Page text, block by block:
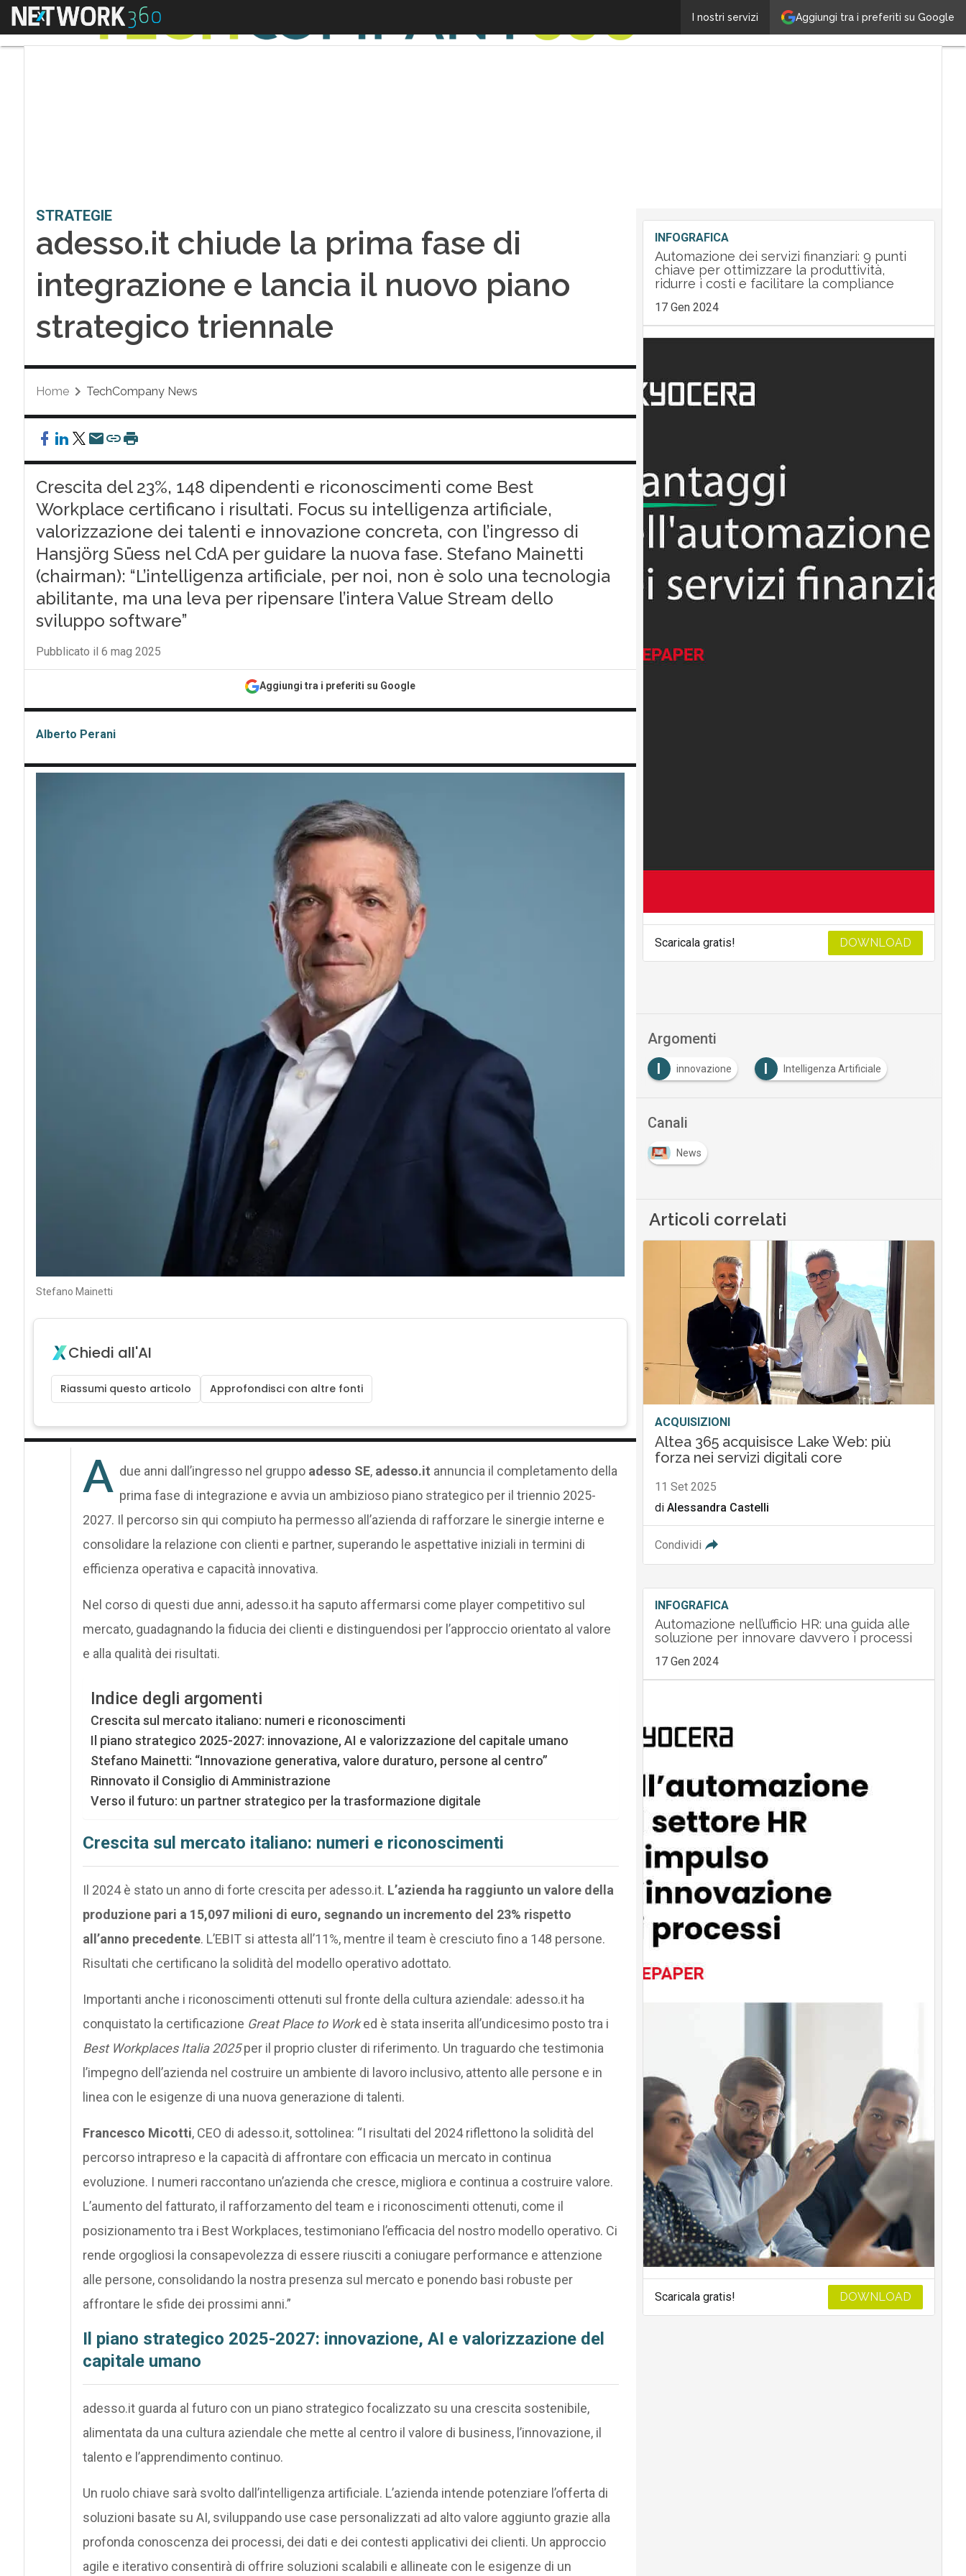
Aggiungi tra i preferiti su Google
I nostri servizi
Menu adesso.it chiude la prima fase di integrazione e
STRATEGIE
adesso.it chiude la prima fase di
integrazione e lancia il nuovo piano
strategico triennale
Home TechCompany News
Crescita del 23%, 148 dipendenti e riconoscimenti come Best
Workplace certificano i risultati. Focus su intelligenza artificiale,
valorizzazione dei talenti e innovazione concreta, con l’ingresso di
Hansjörg Süess nel CdA per guidare la nuova fase. Stefano Mainetti
(chairman): “L’intelligenza artificiale, per noi, non è solo una tecnologia
abilitante, ma una leva per ripensare l’intera Value Stream dello
sviluppo software”
Pubblicato il 6 mag 2025
Aggiungi tra i preferiti su Google
Alberto Perani
Stefano Mainetti
Chiedi all'AI
Riassumi questo articolo Approfondisci con altre fonti
A due anni dall’ingresso nel gruppo adesso SE, adesso.it annuncia il completamento della
prima fase di integrazione e avvia un ambizioso piano strategico per il triennio 2025-
2027. Il percorso sin qui compiuto ha permesso all’azienda di rafforzare le sinergie interne e
consolidare la relazione con clienti e partner, superando le aspettative iniziali in termini di
efficienza operativa e capacità innovativa.
Nel corso di questi due anni, adesso.it ha saputo affermarsi come player competitivo sul
mercato, guadagnando la fiducia dei clienti e distinguendosi per l’approccio orientato al valore
e alla qualità dei risultati.
Indice degli argomenti
Crescita sul mercato italiano: numeri e riconoscimenti
Il piano strategico 2025-2027: innovazione, AI e valorizzazione del capitale umano
Stefano Mainetti: “Innovazione generativa, valore duraturo, persone al centro”
Rinnovato il Consiglio di Amministrazione
Verso il futuro: un partner strategico per la trasformazione digitale
Crescita sul mercato italiano: numeri e riconoscimenti
Il 2024 è stato un anno di forte crescita per adesso.it. L’azienda ha raggiunto un valore della
produzione pari a 15,097 milioni di euro, segnando un incremento del 23% rispetto
all’anno precedente. L’EBIT si attesta all’11%, mentre il team è cresciuto fino a 148 persone.
Risultati che certificano la solidità del modello operativo adottato.
Importanti anche i riconoscimenti ottenuti sul fronte della cultura aziendale: adesso.it ha
conquistato la certificazione Great Place to Worked è stata inserita all’undicesimo posto tra i
Best Workplaces Italia 2025per il proprio cluster di riferimento. Un traguardo che testimonia
l’impegno dell’azienda nel costruire un ambiente di lavoro inclusivo, attento alle persone e in
linea con le esigenze di una nuova generazione di talenti.
Francesco Micotti, CEO di adesso.it, sottolinea: “I risultati del 2024 riflettono la solidità del
percorso intrapreso e la capacità di affrontare con efficacia un mercato in continua
evoluzione. I numeri raccontano un’azienda che cresce, migliora e continua a costruire valore.
L’aumento del fatturato, il rafforzamento del team e i riconoscimenti ottenuti, come il
posizionamento tra i Best Workplaces, testimoniano l’efficacia del nostro modello operativo. Ci
rende orgogliosi la consapevolezza di essere riusciti a coniugare performance e attenzione
alle persone, consolidando la nostra presenza sul mercato e ponendo basi robuste per
affrontare le sfide dei prossimi anni.”
Il piano strategico 2025-2027: innovazione, AI e valorizzazione del
capitale umano
adesso.it guarda al futuro con un piano strategico focalizzato su una crescita sostenibile,
alimentata da una cultura aziendale che mette al centro il valore di business, l’innovazione, il
talento e l’apprendimento continuo.
Un ruolo chiave sarà svolto dall’intelligenza artificiale. L’azienda intende potenziare l’offerta di
soluzioni basate su AI, sviluppando use case personalizzati ad alto valore aggiunto grazie alla
profonda conoscenza dei processi, dei dati e dei contesti applicativi dei clienti. Un approccio
agile e iterativo consentirà di offrire soluzioni scalabili e allineate con le esigenze di un
INFOGRAFICA
Automazione dei servizi finanziari: 9 punti
chiave per ottimizzare la produttività,
ridurre i costi e facilitare la compliance
17 Gen 2024
Scaricala gratis! DOWNLOAD
Argomenti
I
innovazione I Intelligenza Artificiale
Canali
News
Articoli correlati
ACQUISIZIONI
Altea 365 acquisisce Lake Web: più
forza nei servizi digitali core
11 Set 2025
di Alessandra Castelli
Condividi
INFOGRAFICA
Automazione nell’ufficio HR: una guida alle
soluzione per innovare davvero i processi
17 Gen 2024
Scaricala gratis! DOWNLOAD